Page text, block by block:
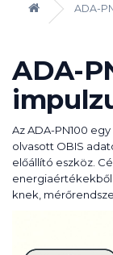
ADA-
ADA-
Az ADA-PN100 egy
olvasott OBIS
előállító eszköz.
energiaértékekből
knek,